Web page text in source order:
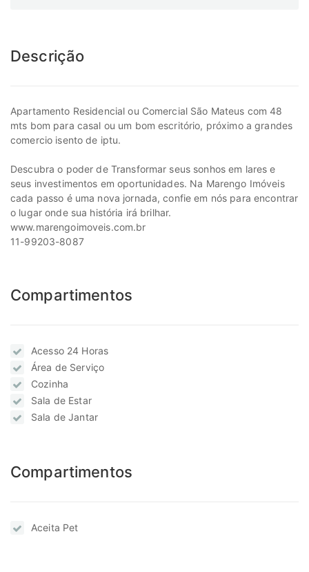
Descrição
Apartamento Residencial ou Comercial São Mateus com 48
mts bom para casal ou um bom escritório, próximo a grandes
comercio isento de iptu.
Descubra o poder de Transformar seus sonhos em lares e
seus investimentos em oportunidades. Na Marengo Imóveis
cada passo é uma nova jornada, confie em nós para encontrar
o lugar onde sua história irá brilhar.
www.marengoimoveis.com.br
11-99203-8087
Compartimentos
Acesso 24 Horas
Área de Serviço
Cozinha
Sala de Estar
Sala de Jantar
Compartimentos
Aceita Pet